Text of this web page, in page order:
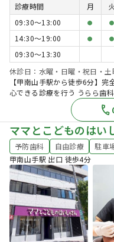
診療時間 月
09:30〜13:00
● ●
14:30〜19:00 ● ●
09:30〜13:30
休診日：水曜・日曜・祝日・土
【甲南山手駅から徒歩6分】
心できる診療を行う うらら歯
ママとこどものはい
予防歯科 自由診療 駐車
甲南山手駅 出口 徒歩4分